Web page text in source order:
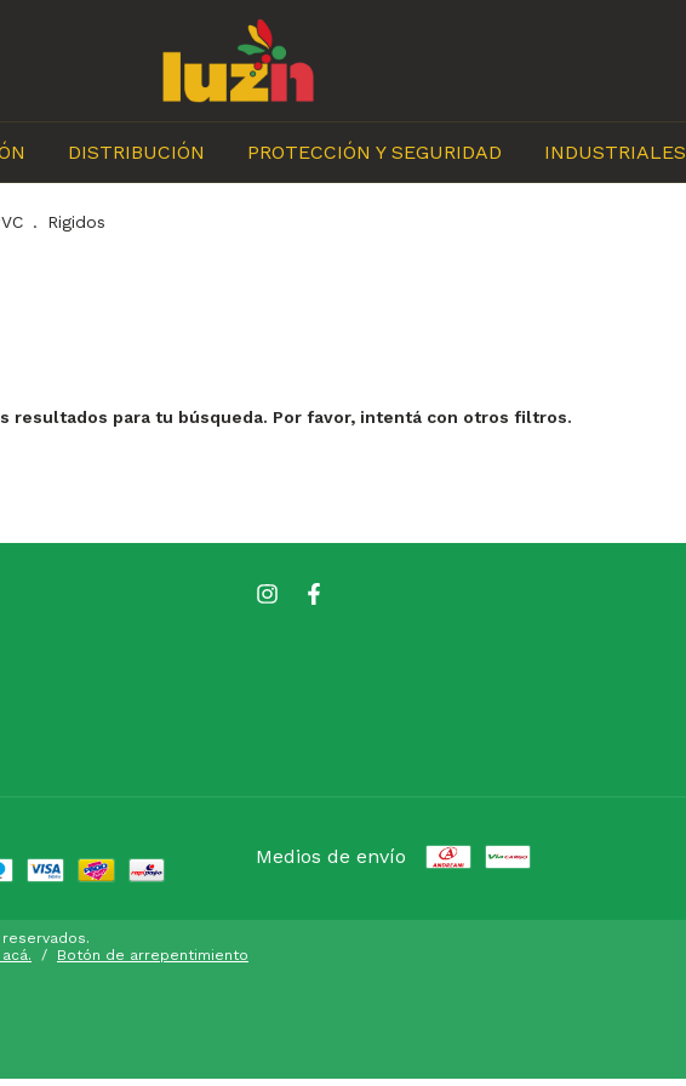
DISTRIBUCIÓN PROTECCIÓN Y SEGURIDAD INDUSTRIALES
. Rigidos
resultados para tu búsqueda. Por favor, intentá con otros filtros.
Medios de envío
/ Botón de arrepentimiento